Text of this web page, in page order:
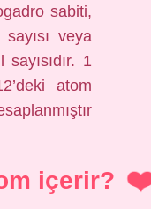
sabiti,
veya
1
atom
içerir?